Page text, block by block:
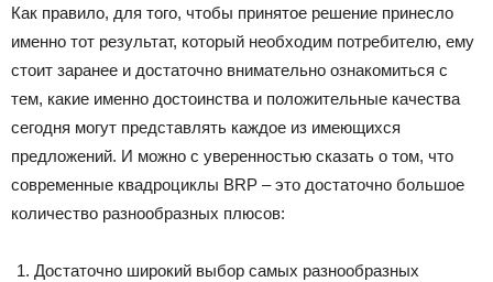
Как правило, для того, чтобы принятое решение принесло
именно тот результат, который необходим потребителю, ему
стоит заранее и достаточно внимательно ознакомиться с
тем, какие именно достоинства и положительные качества
сегодня могут представлять каждое из имеющихся
предложений. И можно с уверенностью сказать о том, что
современные квадроциклы BRP – это достаточно большое
количество разнообразных плюсов:
Достаточно широкий выбор самых разнообразных